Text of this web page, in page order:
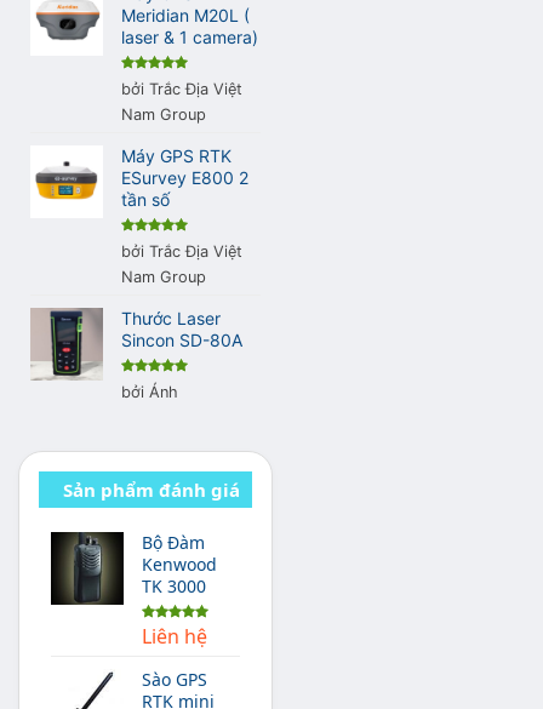
Meridian M20L (
laser & 1 camera)
Được xếp
hạng 5 5
sao
bởi Trắc Địa Việt
Nam Group
Máy GPS RTK
ESurvey E800 2
tần số
Được xếp
hạng 5 5
sao
bởi Trắc Địa Việt
Nam Group
Thước Laser
Sincon SD-80A
Được xếp
hạng5 5
bởi Ánh
Sản phẩm đánh giá
cao
Bộ Đàm
Kenwood
TK 3000
Được xếp
hạng5.00
Liên hệ
Sào GPS
RTK mini